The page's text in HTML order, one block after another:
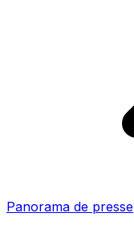
Panorama de presse